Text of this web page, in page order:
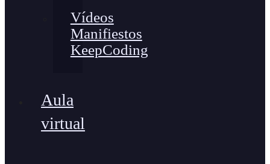
Vídeos
Manifiestos
KeepCoding
Aula
virtual